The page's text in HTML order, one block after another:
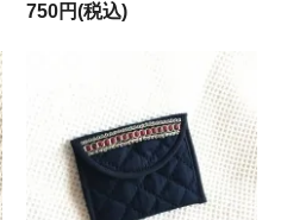
750円(税込)